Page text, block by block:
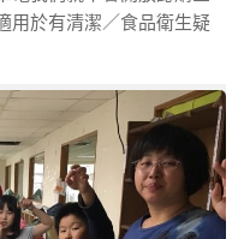
用於有清潔／食品衛生疑